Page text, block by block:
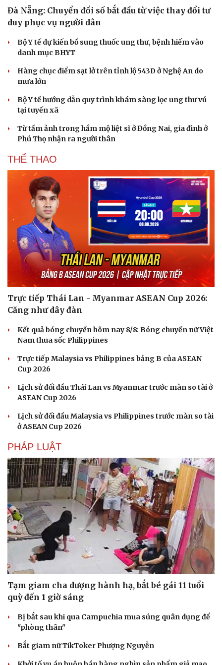
Văn hóa
Văn học
Âm nhạc
Di sản
Thời trang
Đà Nẵng: Chuyển đổi số bắt đầu từ việc thay đổi tư
duy phục vụ người dân
Bộ Y tế dự kiến bổ sung thuốc ung thư, bệnh hiếm vào
danh mục BHYT
Hàng chục điểm sạt lở trên tỉnh lộ 543D ở Nghệ An do
mưa lớn
Bộ Y tế hướng dẫn quy trình khám sàng lọc ung thư vú
tại tuyến xã
Từ tấm ảnh trong hầm mộ liệt sĩ ở Đồng Nai, gia đình ở
Phú Thọ nhận ra người thân
THỂ THAO
Trực tiếp Thái Lan - Myanmar ASEAN Cup 2026:
Căng như dây đàn
Kết quả bóng chuyền hôm nay 8/8: Bóng chuyền nữ Việt
Nam thua sốc Philippines
Trực tiếp Malaysia vs Philippines bảng B của ASEAN
Cup 2026
Lịch sử đối đầu Thái Lan vs Myanmar trước màn so tài ở
ASEAN Cup 2026
Lịch sử đối đầu Malaysia vs Philippines trước màn so tài
ở ASEAN Cup 2026
PHÁP LUẬT
Tạm giam cha dượng hành hạ, bắt bé gái 11 tuổi
quỳ đến 1 giờ sáng
Bị bắt sau khi qua Campuchia mua súng quân dụng để
"phòng thân"
Bắt giam nữ TikToker Phượng Nguyễn